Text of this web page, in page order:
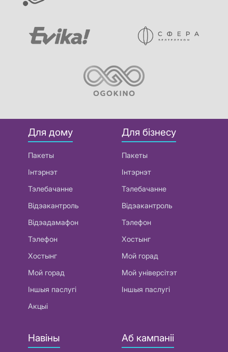
Для дому
Пакеты
Інтэрнэт
Тэлебачанне
Відэакантроль
Відэадамафон
Тэлефон
Хостынг
Мой горад
Іншыя паслугі
Акцыі
Для бізнесу
Пакеты
Інтэрнэт
Тэлебачанне
Відэакантроль
Тэлефон
Хостынг
Мой горад
Мой універсітэт
Іншыя паслугі
Навіны Аб кампаніі